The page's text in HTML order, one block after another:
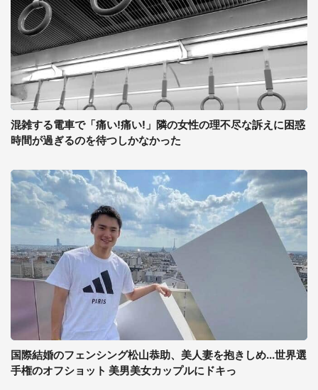
混雑する電車で「痛い!痛い!」隣の女性の理不尽な訴えに困惑
時間が過ぎるのを待つしかなかった
国際結婚のフェンシング松山恭助、美人妻を抱きしめ...世界選
手権のオフショット 美男美女カップルにドキっ